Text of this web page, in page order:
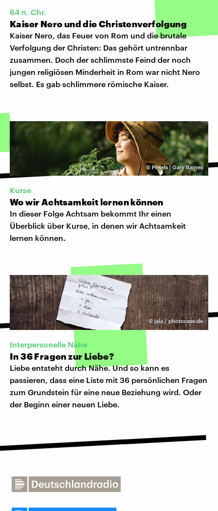
64 n. Chr.
Kaiser Nero und die Christenverfolgung
Kaiser Nero, das Feuer von Rom und die brutale
Verfolgung der Christen: Das gehört untrennbar
zusammen. Doch der schlimmste Feind der noch
jungen religiösen Minderheit in Rom war nicht Nero
selbst. Es gab schlimmere römische Kaiser.
© Pexels | Gary Barnes
Kurse
Wo wir Achtsamkeit lernen können
In dieser Folge Achtsam bekommt Ihr einen
Überblick über Kurse, in denen wir Achtsamkeit
lernen können.
©jala / photocase.de
Interpersonelle Nähe
In 36 Fragen zur Liebe?
Liebe entsteht durch Nähe. Und so kann es
passieren, dass eine Liste mit 36 persönlichen Fragen
zum Grundstein für eine neue Beziehung wird. Oder
der Beginn einer neuen Liebe.